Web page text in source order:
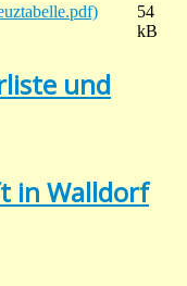
54
kB
und
in Walldorf